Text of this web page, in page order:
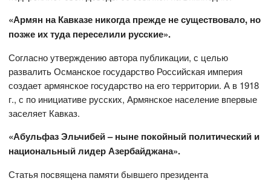
«Армян на Кавказе никогда прежде не существовало, но
позже их туда переселили русские».
Согласно утверждению автора публикации, с целью
развалить Османское государство Российская империя
создает армянское государство на его территории. А в 1918
г., с по инициативе русских, Армянское население впервые
заселяет Кавказ.
«Абульфаз Эльчибей – ныне покойный политический и
национальный лидер Азербайджана».
Статья посвящена памяти бывшего президента